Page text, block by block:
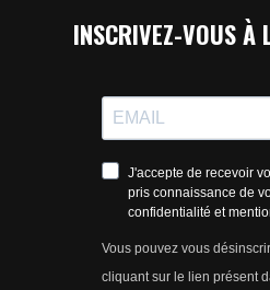
INSCRIVEZ-VOUS À
J'accepte de recevoir
pris connaissance de
confidentialité et
Vous pouvez vous
cliquant sur le lien présent